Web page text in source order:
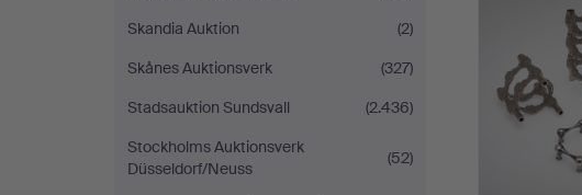
Skandia Auktion
(2)
Skånes Auktionsverk
(327)
Stadsauktion Sundsvall
(2.436)
Stockholms Auktionsverk
Düsseldorf/Neuss
(52)